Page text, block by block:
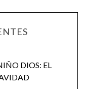
DIOS: EL